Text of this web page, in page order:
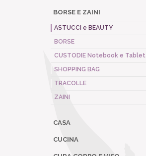
BORSE E ZAINI
ASTUCCI e BEAUTY
BORSE
CUSTODIE Notebook e Tablet
SHOPPING BAG
TRACOLLE
ZAINI
CASA
CUCINA